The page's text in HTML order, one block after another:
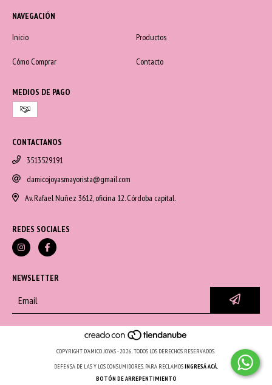
NAVEGACIÓN
Inicio
Productos
Cómo Comprar Contacto
MEDIOS DE PAGO
CONTACTANOS
3513529191
damicojoyasmayorista@gmail.com
Av. Rafael Nuñez 3612, oficina 12. Córdoba capital.
REDES SOCIALES
NEWSLETTER
COPYRIGHT D'AMICO JOYAS - 2026. TODOS LOS DERECHOS RESERVADOS.
DEFENSA DE LAS Y LOS CONSUMIDORES. PARA RECLAMOSINGRESÁ ACÁ.
BOTÓN DE ARREPENTIMIENTO